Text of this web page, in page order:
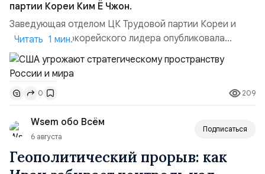
партии Кореи Ким Ё Чжон.
Заведующая отделом ЦК Трудовой партии Кореи и
сестра северокорейского лидера опубликовала
заявление для прессы в ответ на проведение Токио
совместных с флотом США запусков крылатых ракет
Томагавк.«Япония отбросила обманчивую видимость
„исключительно оборонительной страны“ и выносит
вопрос о собственном ядерном вооружении на
всеобщее обозрение, одновреме...
Читать 1 мин.
0 209
Wsem обо Всём
6 августа
Подписаться
Геополитический прорыв: как